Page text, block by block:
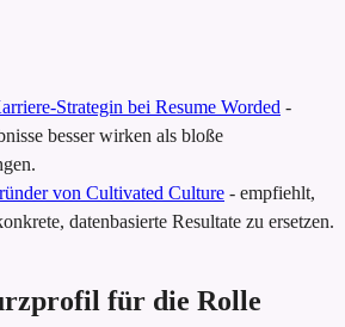
Strategin bei Resume Worded -
besser wirken als bloße
von Cultivated Culture - empfiehlt,
datenbasierte Resultate zu ersetzen.
für die Rolle